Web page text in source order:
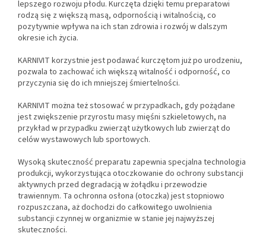
lepszego rozwoju płodu. Kurczęta dzięki temu preparatowi
rodzą się z większą masą, odpornością i witalnością, co
pozytywnie wpływa na ich stan zdrowia i rozwój w dalszym
okresie ich życia.
KARNIVIT korzystnie jest podawać kurczętom już po urodzeniu,
pozwala to zachować ich większą witalność i odporność, co
przyczynia się do ich mniejszej śmiertelności.
KARNIVIT można też stosować w przypadkach, gdy pożądane
jest zwiększenie przyrostu masy mięśni szkieletowych, na
przykład w przypadku zwierząt użytkowych lub zwierząt do
celów wystawowych lub sportowych.
Wysoką skuteczność preparatu zapewnia specjalna technologia
produkcji, wykorzystująca otoczkowanie do ochrony substancji
aktywnych przed degradacją w żołądku i przewodzie
trawiennym. Ta ochronna osłona (otoczka) jest stopniowo
rozpuszczana, aż dochodzi do całkowitego uwolnienia
substancji czynnej w organizmie w stanie jej najwyższej
skuteczności.